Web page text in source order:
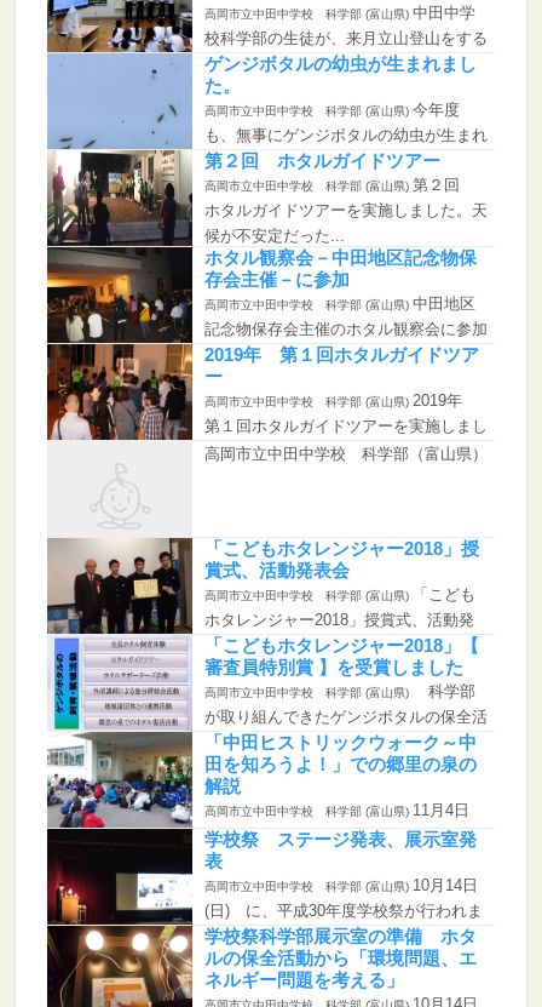
高岡市立中田中学校 科学部 (富山県) 中田中学
校科学部の生徒が、来月立山登山をする
中田小学校６年生...
ゲンジボタルの幼虫が生まれまし
た。
高岡市立中田中学校 科学部 (富山県) 今年度
も、無事にゲンジボタルの幼虫が生まれ
ました。今年は、新...
第２回 ホタルガイドツアー
高岡市立中田中学校 科学部 (富山県) 第２回
ホタルガイドツアーを実施しました。天
候が不安定だった...
ホタル観察会－中田地区記念物保
存会主催－に参加
高岡市立中田中学校 科学部 (富山県) 中田地区
記念物保存会主催のホタル観察会に参加
しました。このイ...
2019年 第１回ホタルガイドツア
ー
高岡市立中田中学校 科学部 (富山県) 2019年
第１回ホタルガイドツアーを実施しまし
た。 子供...
高岡市立中田中学校 科学部（富山県）
「こどもホタレンジャー2018」授
賞式、活動発表会
高岡市立中田中学校 科学部 (富山県)
「こども
ホタレンジャー2018」授賞式、活動発
表会に出席しま...
「こどもホタレンジャー2018」【
審査員特別賞 】を受賞しました
高岡市立中田中学校 科学部 (富山県)
科学部
が取り組んできたゲンジボタルの保全活
動が認められまし...
「中田ヒストリックウォーク～中
田を知ろうよ！」での郷里の泉の
解説
高岡市立中田中学校 科学部 (富山県) 11月4日
(日) に、「中田ヒストリックウォーク
～中田を知ろ...
学校祭 ステージ発表、展示室発
表
高岡市立中田中学校 科学部 (富山県) 10月14日
(日) に、平成30年度学校祭が行われま
した。 ...
学校祭科学部展示室の準備 ホタ
ルの保全活動から「環境問題、エ
ネルギー問題を考える」